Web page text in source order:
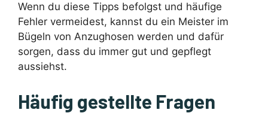
Wenn du diese Tipps befolgst und häufige
Fehler vermeidest, kannst du ein Meister im
Bügeln von Anzughosen werden und dafür
sorgen, dass du immer gut und gepflegt
aussiehst.
Häufig gestellte Fragen